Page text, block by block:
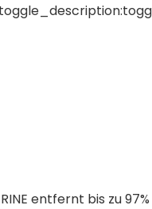
entfernt bis zu